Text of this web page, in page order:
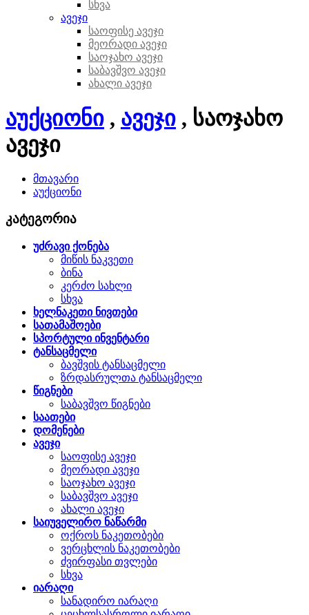
სხვა
ავეჯი
საოფისე ავეჯი
მეორადი ავეჯი
საოჯახო ავეჯი
საბავშვო ავეჯი
ახალი ავეჯი
აუქციონი , ავეჯი , საოჯახო
ავეჯი
მთავარი
აუქციონი
კატეგორია
უძრავი ქონება
მიწის ნაკვეთი
ბინა
კერძო სახლი
სხვა
ხელნაკეთი ნივთები
სათამაშოები
სპორტული ინვენტარი
ტანსაცმელი
ბავშვის ტანსაცმელი
ზრდასრულთა ტანსაცმელი
წიგნები
საბავშვო წიგნები
საათები
დომენები
ავეჯი
საოფისე ავეჯი
მეორადი ავეჯი
საოჯახო ავეჯი
საბავშვო ავეჯი
ახალი ავეჯი
საიუველირო ნაწარმი
ოქროს ნაკეთობები
ვერცხლის ნაკეთობები
ძვირფასი თვლები
სხვა
იარაღი
სანადირო იარაღი